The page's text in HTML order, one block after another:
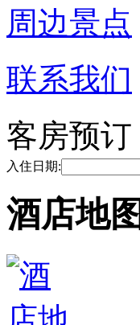
周边景点
联系我们
客房预订
入住日期:
酒店地图